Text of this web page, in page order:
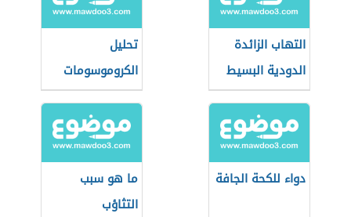
التهاب الزائدة
الدودية البسيط
تحليل
الكروموسومات
دواء للكحة الجافة
ما هو سبب
التثاؤب